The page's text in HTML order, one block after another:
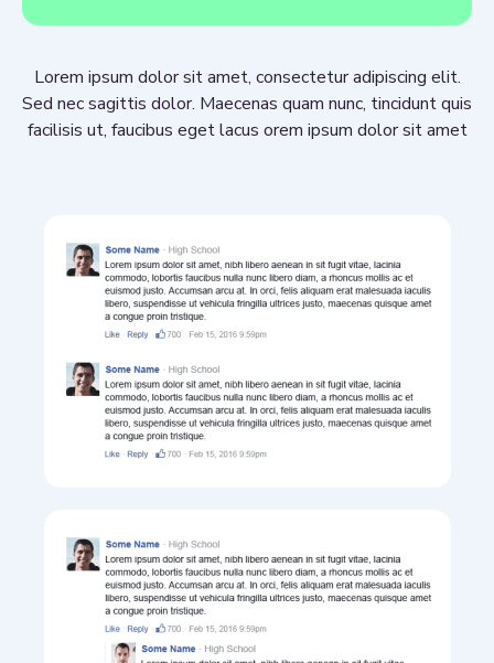
Lorem ipsum dolor sit amet, consectetur adipiscing elit.
Sed nec sagittis dolor. Maecenas quam nunc, tincidunt quis
facilisis ut, faucibus eget lacus orem ipsum dolor sit amet